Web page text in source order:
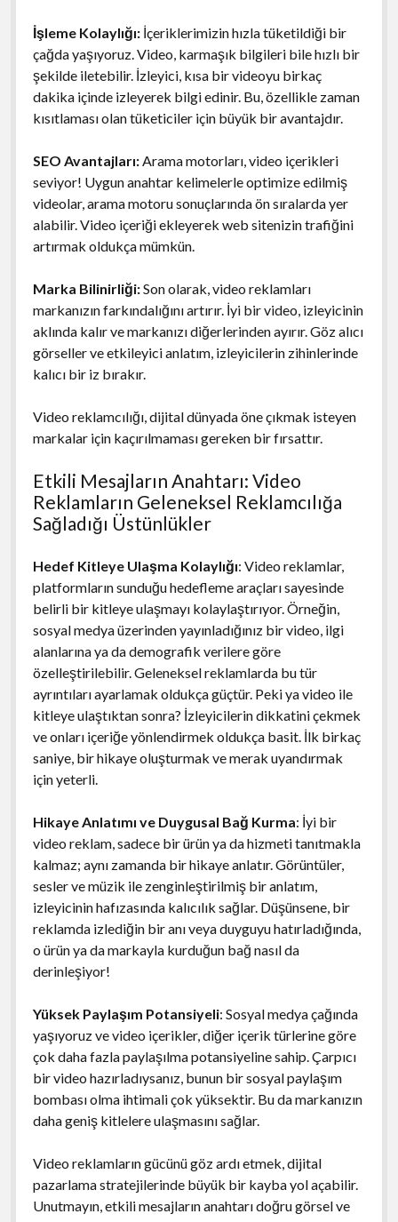
İşleme Kolaylığı:İçeriklerimizin hızla tüketildiği bir
çağda yaşıyoruz. Video, karmaşık bilgileri bile hızlı bir
şekilde iletebilir. İzleyici, kısa bir videoyu birkaç
dakika içinde izleyerek bilgi edinir. Bu, özellikle zaman
kısıtlaması olan tüketiciler için büyük bir avantajdır.
SEO Avantajları:Arama motorları, video içerikleri
seviyor! Uygun anahtar kelimelerle optimize edilmiş
videolar, arama motoru sonuçlarında ön sıralarda yer
alabilir. Video içeriği ekleyerek web sitenizin trafiğini
artırmak oldukça mümkün.
Marka Bilinirliği:Son olarak, video reklamları
markanızın farkındalığını artırır. İyi bir video, izleyicinin
aklında kalır ve markanızı diğerlerinden ayırır. Göz alıcı
görseller ve etkileyici anlatım, izleyicilerin zihinlerinde
kalıcı bir iz bırakır.
Video reklamcılığı, dijital dünyada öne çıkmak isteyen
markalar için kaçırılmaması gereken bir fırsattır.
Etkili Mesajların Anahtarı: Video
Reklamların Geleneksel Reklamcılığa
Sağladığı Üstünlükler
Hedef Kitleye Ulaşma Kolaylığı: Video reklamlar,
platformların sunduğu hedefleme araçları sayesinde
belirli bir kitleye ulaşmayı kolaylaştırıyor. Örneğin,
sosyal medya üzerinden yayınladığınız bir video, ilgi
alanlarına ya da demografik verilere göre
özelleştirilebilir. Geleneksel reklamlarda bu tür
ayrıntıları ayarlamak oldukça güçtür. Peki ya video ile
kitleye ulaştıktan sonra? İzleyicilerin dikkatini çekmek
ve onları içeriğe yönlendirmek oldukça basit. İlk birkaç
saniye, bir hikaye oluşturmak ve merak uyandırmak
için yeterli.
Hikaye Anlatımı ve Duygusal Bağ Kurma: İyi bir
video reklam, sadece bir ürün ya da hizmeti tanıtmakla
kalmaz; aynı zamanda bir hikaye anlatır. Görüntüler,
sesler ve müzik ile zenginleştirilmiş bir anlatım,
izleyicinin hafızasında kalıcılık sağlar. Düşünsene, bir
reklamda izlediğin bir anı veya duyguyu hatırladığında,
o ürün ya da markayla kurduğun bağ nasıl da
derinleşiyor!
Yüksek Paylaşım Potansiyeli: Sosyal medya çağında
yaşıyoruz ve video içerikler, diğer içerik türlerine göre
çok daha fazla paylaşılma potansiyeline sahip. Çarpıcı
bir video hazırladıysanız, bunun bir sosyal paylaşım
bombası olma ihtimali çok yüksektir. Bu da markanızın
daha geniş kitlelere ulaşmasını sağlar.
Video reklamların gücünü göz ardı etmek, dijital
pazarlama stratejilerinde büyük bir kayba yol açabilir.
Unutmayın, etkili mesajların anahtarı doğru görsel ve